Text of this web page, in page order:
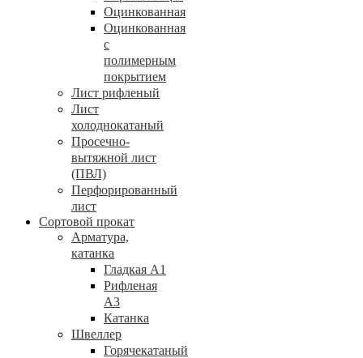
Оцинкованная
Оцинкованная
с
полимерным
покрытием
Лист рифленый
Лист
холоднокатаный
Просечно-
вытяжной лист
(ПВЛ)
Перфорированный
лист
Сортовой прокат
Арматура,
катанка
Гладкая А1
Рифленая
А3
Катанка
Швеллер
Горячекатаный